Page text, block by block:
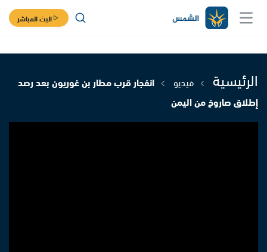
البث المباشر
الرئيسية فيديو
انفجار قرب مطار بن غوريون بعد رصد
إطلاق صاروخ من اليمن